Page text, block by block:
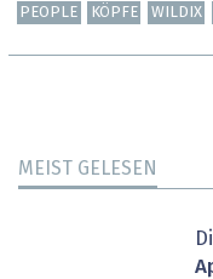
PEOPLE KÖPFE WILDIX
MEIST GELESEN